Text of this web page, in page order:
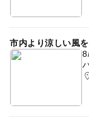
市内より涼しい風